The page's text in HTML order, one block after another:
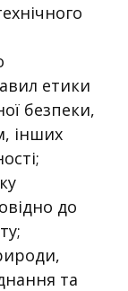
етики
безпеки,
інших
до
та